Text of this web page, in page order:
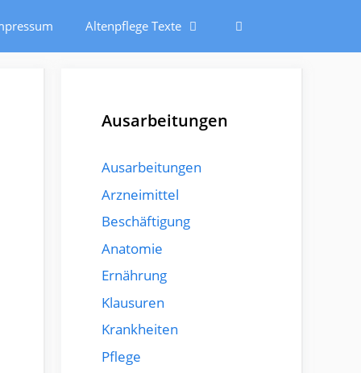
Altenpflege Texte
Ausarbeitungen
Ausarbeitungen
Arzneimittel
Beschäftigung
Anatomie
Ernährung
Klausuren
Krankheiten
Pflege